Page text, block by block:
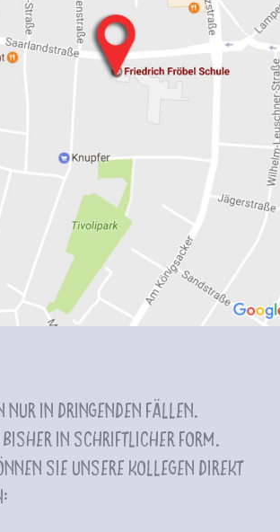
nur in dringenden Fällen.
bisher in schriftlicher Form.
Sie unsere Kollegen direkt